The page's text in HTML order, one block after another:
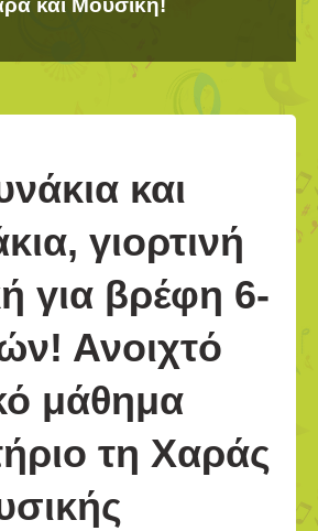
και Μουσική!
και
γιορτινή
για βρέφη 6-
Ανοιχτό
μάθημα
τη Χαράς